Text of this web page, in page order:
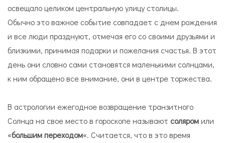
освещало целиком центральную улицу столицы.
Обычно это важное событие совпадает с днем рождения
и все люди празднуют, отмечая его со своими друзьями и
близкими, принимая подарки и пожелания счастья. В этот
день они словно сами становятся маленькими солнцами,
к ним обращено все внимание, они в центре торжества.
В астрологии ежегодное возвращение транзитного
Солнца на свое место в гороскопе называют соляромили
«большим переходом«. Считается, что в это время